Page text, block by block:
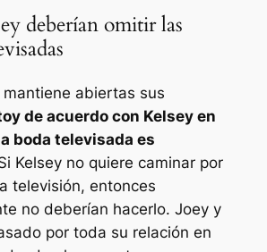
deberían omitir las
mantiene abiertas sus
de acuerdo con Kelsey en
boda televisada es
Kelsey no quiere caminar por
televisión, entonces
no deberían hacerlo. Joey y
por toda su relación en